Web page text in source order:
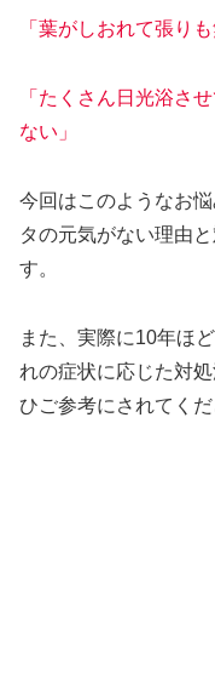
「葉がしおれて張り
「たくさん日光浴さ
ない」
今回はこのようなお
タの元気がない理由
す。
また、実際に10年ほ
れの症状に応じた対
ひご参考にされてくだ